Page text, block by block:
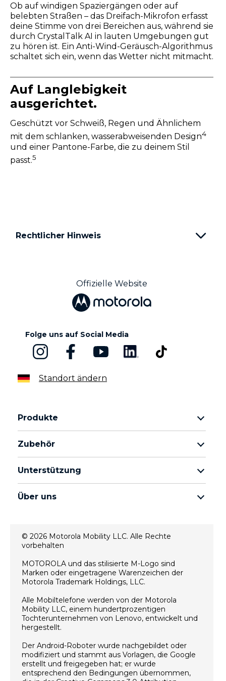
Ob auf windigen Spaziergängen oder auf
belebten Straßen – das Dreifach-Mikrofon erfasst
deine Stimme von drei Bereichen aus, während sie
durch CrystalTalk AI in lauten Umgebungen gut
zu hören ist. Ein Anti-Wind-Geräusch-Algorithmus
schaltet sich ein, wenn das Wetter nicht mitmacht.
Auf Langlebigkeit
ausgerichtet.
Geschützt vor Schweiß, Regen und Ähnlichem
mit dem schlanken, wasserabweisenden Design4
und einer Pantone-Farbe, die zu deinem Stil
passt.5
Rechtlicher Hinweis
Offizielle Website
Folge uns auf Social Media
Standort ändern
Produkte
moto g Familie
thinkphone by motorola
Zubehör
moto tag
Unterstützung
Meine Bestellungen
Kontakt
Reparaturstatus
Wiederherstellung und Smart-Assistent
motorola impressum
Über uns
Verkaufsbedingungen
Nutzungsbedingungen
Datenschutz
Innovation
Rekrutierung
Datenschutzrichtlinie für Produkte
© 2026 Motorola Mobility LLC. Alle Rechte
vorbehalten
MOTOROLA und das stilisierte M-Logo sind
Marken oder eingetragene Warenzeichen der
Motorola Trademark Holdings, LLC.
Alle Mobiltelefone werden von der Motorola
Mobility LLC, einem hundertprozentigen
Tochterunternehmen von Lenovo, entwickelt und
hergestellt.
Der Android-Roboter wurde nachgebildet oder
modifiziert und stammt aus Vorlagen, die Google
erstellt und freigegeben hat; er wurde
entsprechend den Bedingungen übernommen,